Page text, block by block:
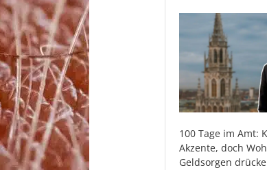
100 Tage im Amt:
Akzente, doch
Geldsorgen